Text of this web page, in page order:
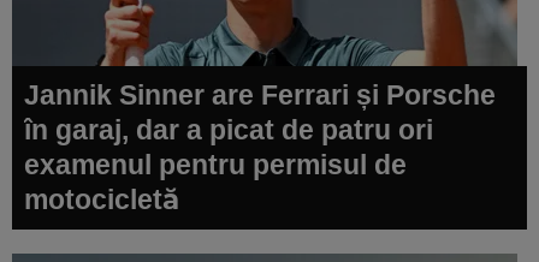
Jannik Sinner are Ferrari și Porsche
în garaj, dar a picat de patru ori
examenul pentru permisul de
motocicletă